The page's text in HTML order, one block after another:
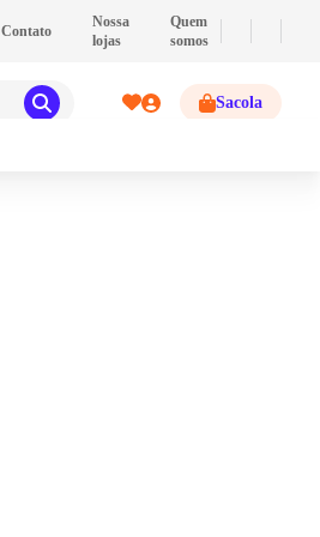
PIX - Pague com PIX e ganhe 2% de
Contato
Nossa
lojas
Quem
somos
Sacola